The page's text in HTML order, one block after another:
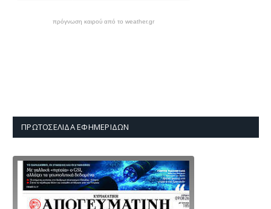
πρόγνωση καιρού από το weather.gr
ΠΡΩΤΟΣΈΛΙΔΑ ΕΦΗΜΕΡΊΔΩΝ